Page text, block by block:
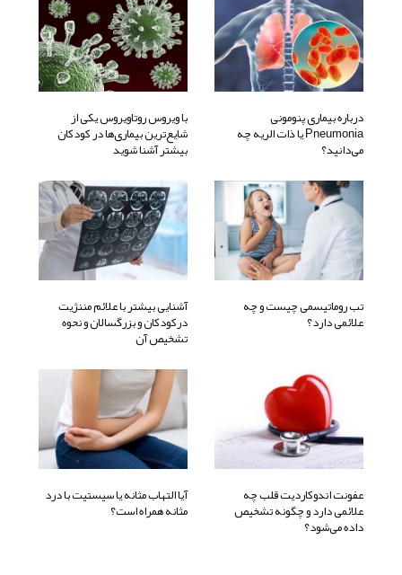
درباره بیماری پنومونی
Pneumonia یا ذات الریه چه
می‌دانید؟
با ویروس روتاویروس یکی از
شایع‌ترین بیماری‌ها در کودکان
بیشتر آشنا شوید
تب روماتیسمی چیست و چه
علائمی دارد؟
آشنایی بیشتر با علائم مننژیت
درکودکان و بزرگسالان و نحوه
تشخیص آن
عفونت اندوکاردیت قلب چه
علائمی دارد و چگونه تشخیص
داده می‌شود؟
آیا التهاب مثانه یا سیستیت با درد
مثانه همراه است؟